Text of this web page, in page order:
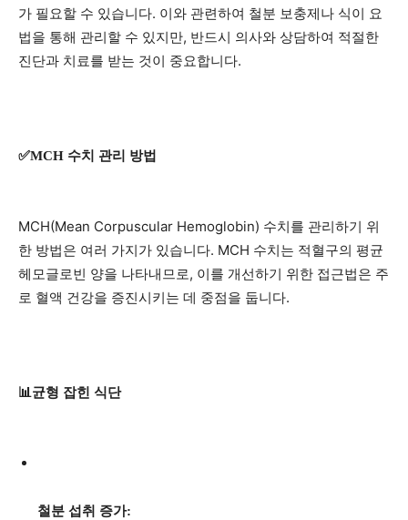
가 필요할 수 있습니다. 이와 관련하여 철분 보충제나 식이 요
법을 통해 관리할 수 있지만, 반드시 의사와 상담하여 적절한
진단과 치료를 받는 것이 중요합니다.
✅MCH 수치 관리 방법
MCH(Mean Corpuscular Hemoglobin) 수치를 관리하기 위
한 방법은 여러 가지가 있습니다. MCH 수치는 적혈구의 평균
헤모글로빈 양을 나타내므로, 이를 개선하기 위한 접근법은 주
로 혈액 건강을 증진시키는 데 중점을 둡니다.
📊균형 잡힌 식단
철분 섭취 증가: